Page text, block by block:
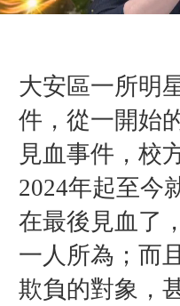
大安區一所明
件，從一開始
見血事件，校
2024年起至今
在最後見血了
一人所為；而
欺負的對象，